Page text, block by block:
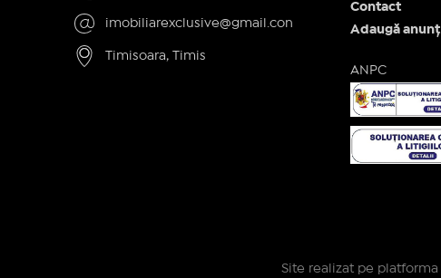
imobiliarexclusive@gmail.con
Timisoara, Timis
Contact
Adaugă anunț
ANPC
Site realizat pe platforma